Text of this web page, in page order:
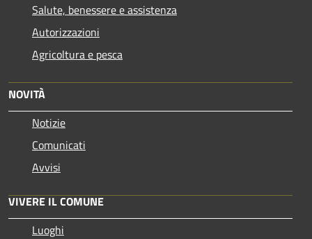
Salute, benessere e assistenza
Autorizzazioni
Agricoltura e pesca
NOVITÀ
Notizie
Comunicati
Avvisi
VIVERE IL COMUNE
Luoghi